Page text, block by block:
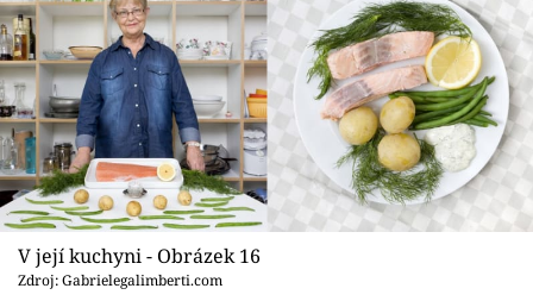
V její kuchyni - Obrázek 16
Zdroj: Gabrielegalimberti.com